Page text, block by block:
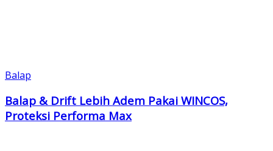
Balap
Balap & Drift Lebih Adem Pakai WINCOS,
Proteksi Performa Max